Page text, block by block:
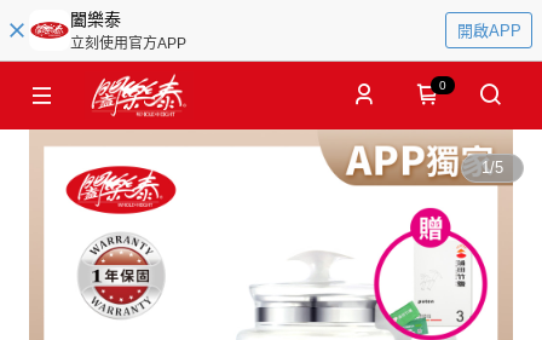
闔樂泰
立刻使用官方APP
開啟APP
0
1/5